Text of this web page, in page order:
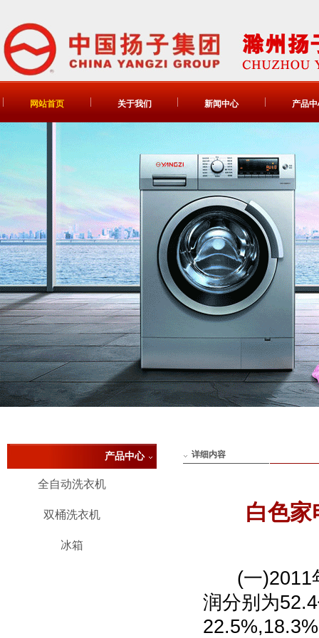
网站首页 关于我们 新闻中心 产品
产品中心
全自动洗衣机
双桶洗衣机
冰箱
详细内容
白色
(一)2011
润分别为